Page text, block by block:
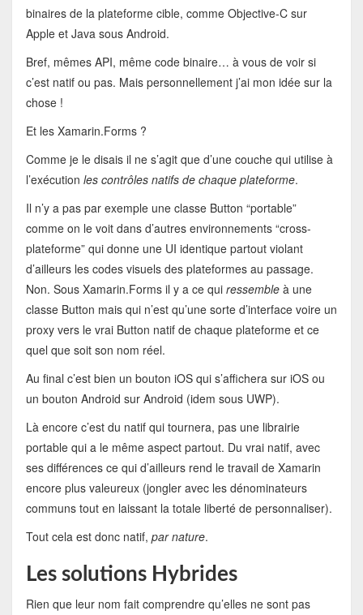
binaires de la plateforme cible, comme Objective-C sur
Apple et Java sous Android.
Bref, mêmes API, même code binaire… à vous de voir si
c’est natif ou pas. Mais personnellement j’ai mon idée sur la
chose !
Et les Xamarin.Forms ?
Comme je le disais il ne s’agit que d’une couche qui utilise à
l’exécution les contrôles natifs de chaque plateforme.
Il n’y a pas par exemple une classe Button “portable”
comme on le voit dans d’autres environnements “cross-
plateforme” qui donne une UI identique partout violant
d’ailleurs les codes visuels des plateformes au passage.
Non. Sous Xamarin.Forms il y a ce qui ressembleà une
classe Button mais qui n’est qu’une sorte d’interface voire un
proxy vers le vrai Button natif de chaque plateforme et ce
quel que soit son nom réel.
Au final c’est bien un bouton iOS qui s’affichera sur iOS ou
un bouton Android sur Android (idem sous UWP).
Là encore c’est du natif qui tournera, pas une librairie
portable qui a le même aspect partout. Du vrai natif, avec
ses différences ce qui d’ailleurs rend le travail de Xamarin
encore plus valeureux (jongler avec les dénominateurs
communs tout en laissant la totale liberté de personnaliser).
Tout cela est donc natif, par nature.
Les solutions Hybrides
Rien que leur nom fait comprendre qu’elles ne sont pas